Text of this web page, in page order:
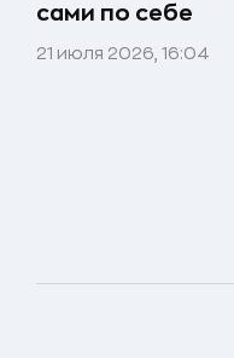
сами по себе
21 июля 2026, 16:04